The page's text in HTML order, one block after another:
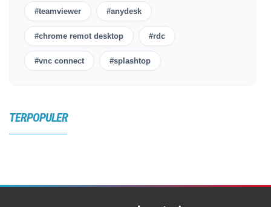
#teamviewer #anydesk
#chrome remot desktop #rdc
#vnc connect #splashtop
TERPOPULER